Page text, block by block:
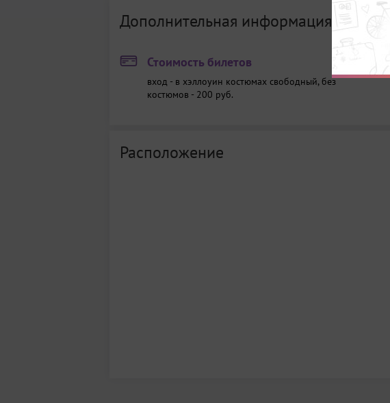
Дополнительная информация
Стоимость билетов
вход - в хэллоуин костюмах свободный, без
костюмов - 200 руб.
Расположение